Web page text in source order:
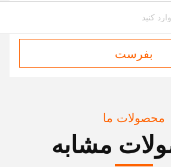
بفرست
محصولات ما
مشابه